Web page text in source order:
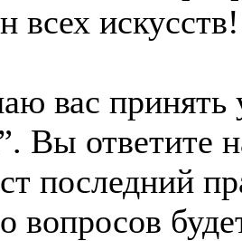
всех искусств!
вас принять
Вы ответите
последний
вопросов